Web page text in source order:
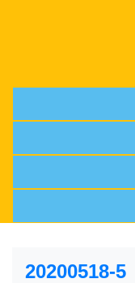
20200518-5